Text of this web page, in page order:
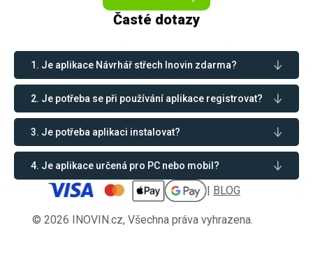
Časté dotazy
1. Je aplikace Návrhář střech Inovin zdarma?
2. Je potřeba se při používání aplikace registrovat?
3. Je potřeba aplikaci instalovat?
4. Je aplikace určená pro PC nebo mobil?
BLOG
© 2026 INOVIN.cz, Všechna práva vyhrazena.